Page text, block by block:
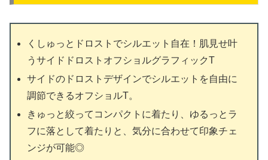
くしゅっとドロストでシルエット自在！肌見せ叶
うサイドドロストオフショルグラフィックT
サイドのドロストデザインでシルエットを自由に
調節できるオフショルT。
きゅっと絞ってコンパクトに着たり、ゆるっとラ
フに落として着たりと、気分に合わせて印象チェ
ンジが可能◎